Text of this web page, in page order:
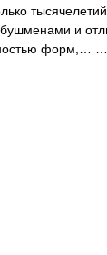
и
форм,…